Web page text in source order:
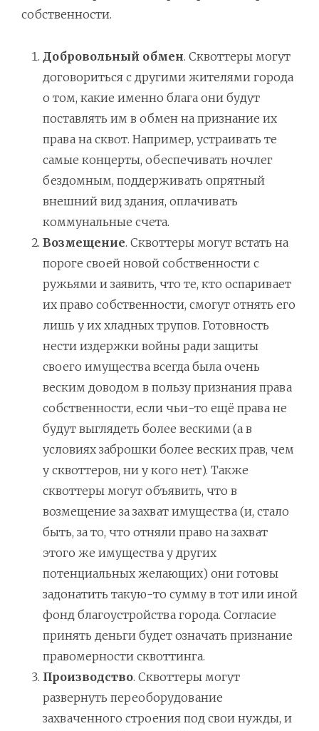
собственности.
Добровольный обмен. Сквоттеры могут
договориться с другими жителями города
о том, какие именно блага они будут
поставлять им в обмен на признание их
права на сквот. Например, устраивать те
самые концерты, обеспечивать ночлег
бездомным, поддерживать опрятный
внешний вид здания, оплачивать
коммунальные счета.
Возмещение. Сквоттеры могут встать на
пороге своей новой собственности с
ружьями и заявить, что те, кто оспаривает
их право собственности, смогут отнять его
лишь у их хладных трупов. Готовность
нести издержки войны ради защиты
своего имущества всегда была очень
веским доводом в пользу признания права
собственности, если чьи-то ещё права не
будут выглядеть более вескими (а в
условиях заброшки более веских прав, чем
у сквоттеров, ни у кого нет). Также
сквоттеры могут объявить, что в
возмещение за захват имущества (и, стало
быть, за то, что отняли право на захват
этого же имущества у других
потенциальных желающих) они готовы
задонатить такую-то сумму в тот или иной
фонд благоустройства города. Согласие
принять деньги будет означать признание
правомерности сквоттинга.
Производство. Сквоттеры могут
развернуть переоборудование
захваченного строения под свои нужды, и